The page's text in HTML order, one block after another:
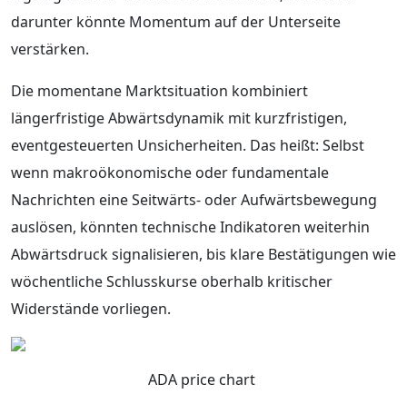
darunter könnte Momentum auf der Unterseite
verstärken.
Die momentane Marktsituation kombiniert
längerfristige Abwärtsdynamik mit kurzfristigen,
eventgesteuerten Unsicherheiten. Das heißt: Selbst
wenn makroökonomische oder fundamentale
Nachrichten eine Seitwärts- oder Aufwärtsbewegung
auslösen, könnten technische Indikatoren weiterhin
Abwärtsdruck signalisieren, bis klare Bestätigungen wie
wöchentliche Schlusskurse oberhalb kritischer
Widerstände vorliegen.
ADA price chart